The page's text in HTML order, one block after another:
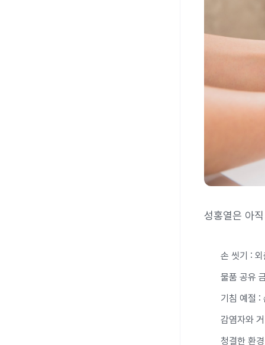
성홍열은 아
손 씻기 :
물품 공유
기침 예절 :
감염자와
청결한 환